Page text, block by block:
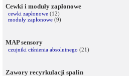
Cewki i moduły zapłonowe
cewki zapłonowe (12)
moduły zapłonowe (9)
MAP sensory
czujniki ciśnienia absolutnego (21)
Zawory recyrkulacji spalin